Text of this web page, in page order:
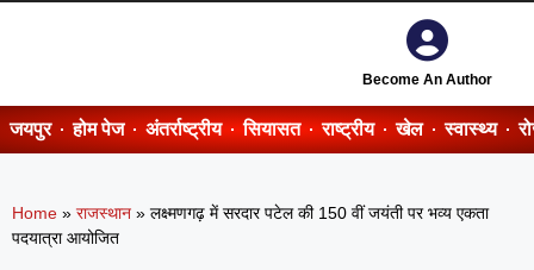
Become An Author
जयपुर होम पेज अंतर्राष्ट्रीय सियासत राष्ट्रीय खेल स्वास्थ्य
Home » राजस्थान » लक्ष्मणगढ़ में सरदार पटेल की 150 वीं जयंती पर भव्य एकता
पदयात्रा आयोजित